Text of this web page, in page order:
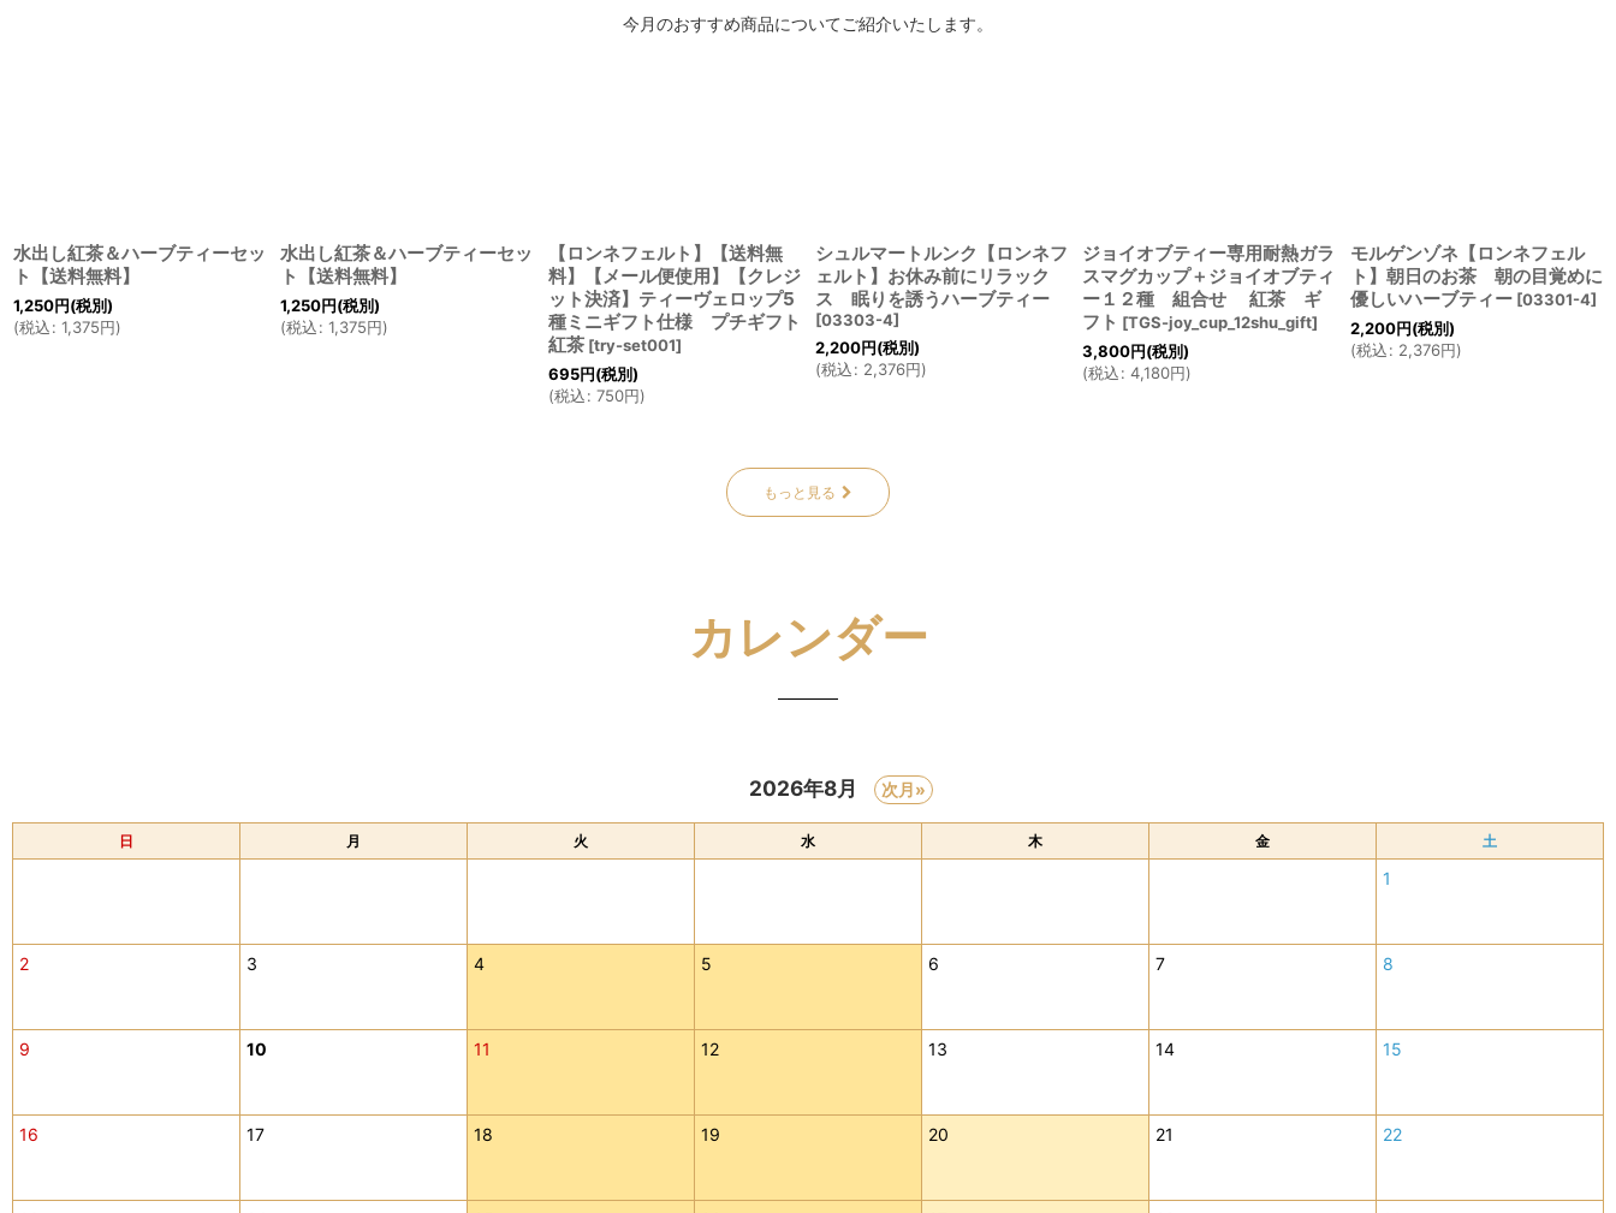
今月のおすすめ商品についてご紹介いたします。
水出し紅茶＆ハーブティーセッ
ト【送料無料】
1,250円(税別)
(税込: 1,375円)
水出し紅茶＆ハーブティーセッ
ト【送料無料】
1,250円(税別)
(税込: 1,375円)
【ロンネフェルト】【送料無
料】【メール便使用】【クレジ
ット決済】ティーヴェロップ5
種ミニギフト仕様 プチギフト
紅茶 [try-set001]
695円(税別)
(税込: 750円)
シュルマートルンク【ロンネフ
ェルト】お休み前にリラック
ス 眠りを誘うハーブティー
[03303-4]
2,200円(税別)
(税込: 2,376円)
ジョイオブティー専用耐熱ガラ
スマグカップ＋ジョイオブティ
ー１２種 組合せ 紅茶 ギ
フト [TGS-joy_cup_12shu_gift]
3,800円(税別)
(税込: 4,180円)
モルゲンゾネ【ロンネフェル
ト】朝日のお茶 朝の目覚めに
優しいハーブティー [03301-4]
2,200円(税別)
(税込: 2,376円)
もっと見る
カレンダー
2026年8月 次月»
日 月 火 水 木 金 土
1
2 3 4 5 6 7 8
9 10 11 12 13 14 15
16 17 18 19 20 21 22